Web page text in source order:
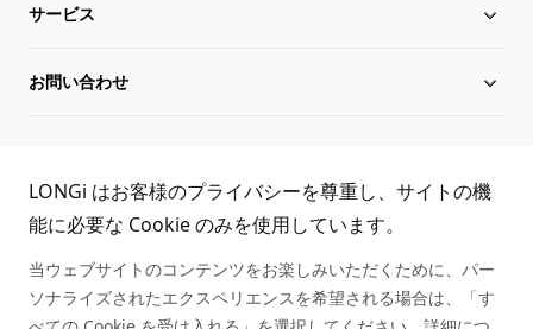
Hi-MO X10
Hi-MO 7
LONGiについて
沿革
役員一覧
持続可能な発展
サービス
ダウンロード
シリアル番号照会
アフターサービス
お問い合わせ
取扱商社一覧
TEL:
03-6459-0528
LONGi はお客様のプライバシーを尊重し、サイトの機
能に必要な Cookie のみを使用しています。
当ウェブサイトのコンテンツをお楽しみいただくために、パー
ソナライズされたエクスペリエンスを希望される場合は、「す